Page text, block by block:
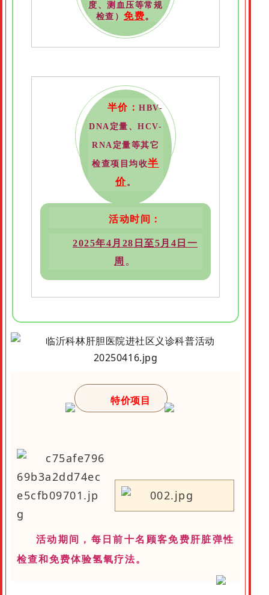
度、测血压等常规
检查） 免费。
半价 ：HBV-
DNA定量、HCV-
RNA定量等其它
检查项目均收半
价。
活动时间：
2025年4月28 日至5月 4 日一
周 。
特价项目
活动期间，每日前十名顾客免费肝脏弹性
检查和免费体验氢氧疗法。